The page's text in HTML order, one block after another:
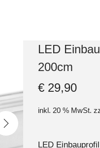
LED
200cm
€29,90
inkl. 20 % MwSt.
LED